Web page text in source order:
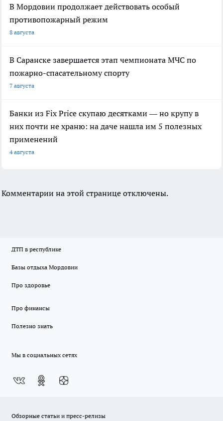
В Мордовии продолжает действовать особый
противопожарный режим
8 августа
В Саранске завершается этап чемпионата МЧС по
пожарно-спасательному спорту
7 августа
Банки из Fix Price скупаю десятками — но крупу в
них почти не храню: на даче нашла им 5 полезных
применений
4 августа
Комментарии на этой странице отключены.
ДТП в республике
Базы отдыха Мордовии
Про здоровье
Про финансы
Полезно знать
Мы в социальных сетях
Обзорные статьи и пресс-релизы